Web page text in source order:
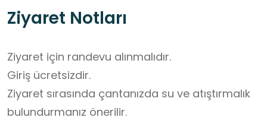
Ziyaret Notları
Ziyaret için randevu alınmalıdır.
Giriş ücretsizdir.
Ziyaret sırasında çantanızda su ve atıştırmalık
bulundurmanız önerilir.